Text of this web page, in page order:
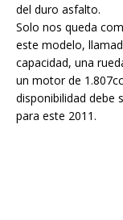
del duro asfalto.
Solo nos queda
este modelo,
capacidad, una
un motor de
disponibilidad debe
para este 2011.